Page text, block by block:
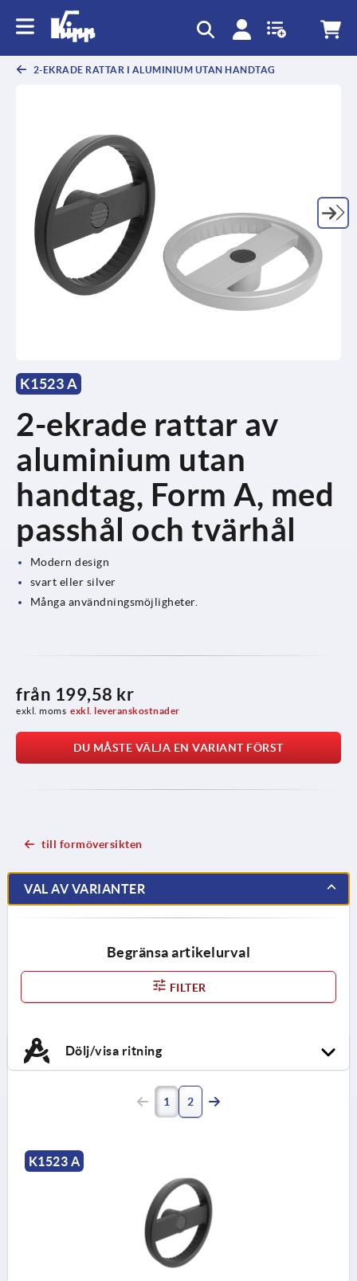
2-EKRADE RATTAR I ALUMINIUM UTAN HANDTAG
K1523 A
2-ekrade rattar av
aluminium utan
handtag, Form A, med
passhål och tvärhål
Modern design
svart eller silver
Många användningsmöjligheter.
från 199,58 kr
exkl. moms exkl. leveranskostnader
DU MÅSTE VÄLJA EN VARIANT FÖRST
till formöversikten
VAL AV VARIANTER
Begränsa artikelurval
FILTER
Dölj/visa ritning
1 2
K1523 A